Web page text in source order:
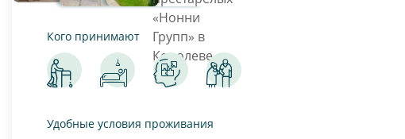
Кого принимают
Удобные условия проживания